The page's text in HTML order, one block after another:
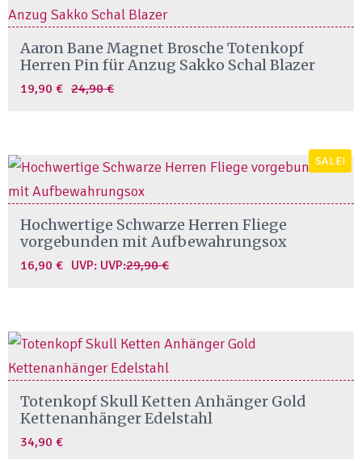
Aaron Bane Magnet Brosche Totenkopf
Herren Pin für Anzug Sakko Schal Blazer
24,90€
Original
19,90 € Current
SALE!
Hochwertige Schwarze Herren Fliege
vorgebunden mit Aufbewahrungsox
UVP: 29,90€
Original
UVP:
16,90 €
Current
Totenkopf Skull Ketten Anhänger Gold
Kettenanhänger Edelstahl
34,90 €